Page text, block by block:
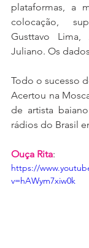
plataformas, a
colocação,
Gusttavo
Juliano. Os
Todo o sucesso
Acertou na
de artista
rádios do Brasil
Ouça Rita:
https://
v=hAWym7xiw0k